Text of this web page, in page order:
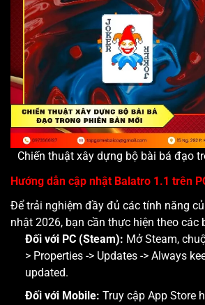
Chiến thuật xây dựng bộ bài bá đạo
Hướng dẫn cập nhật Balatro 1.1 trên
Để trải nghiệm đầy đủ các tính năng
nhật 2026, bạn cần thực hiện theo các
Đối với PC (Steam): Mở Steam,
> Properties -> Updates -> Always
updated.
Đối với Mobile: Truy cập App Store